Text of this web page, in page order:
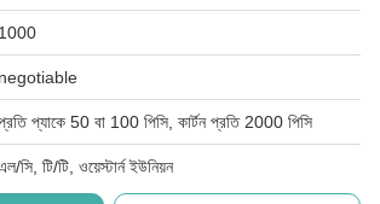
1000
negotiable
প্যাকে 50 বা 100 পিসি, কার্টন প্রতি 2000 পিসি
সি, টি/টি, ওয়েস্টার্ন ইউনিয়ন